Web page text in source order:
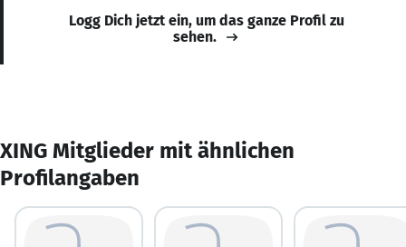
Logg Dich jetzt ein, um das ganze Profil zu
sehen.
XING Mitglieder mit ähnlichen
Profilangaben